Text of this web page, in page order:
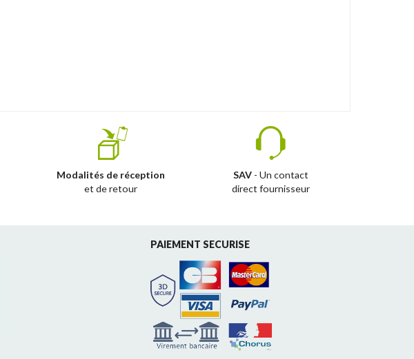
Modalités de réception
et de retour
SAV- Un contact
direct fournisseur
PAIEMENT SECURISE